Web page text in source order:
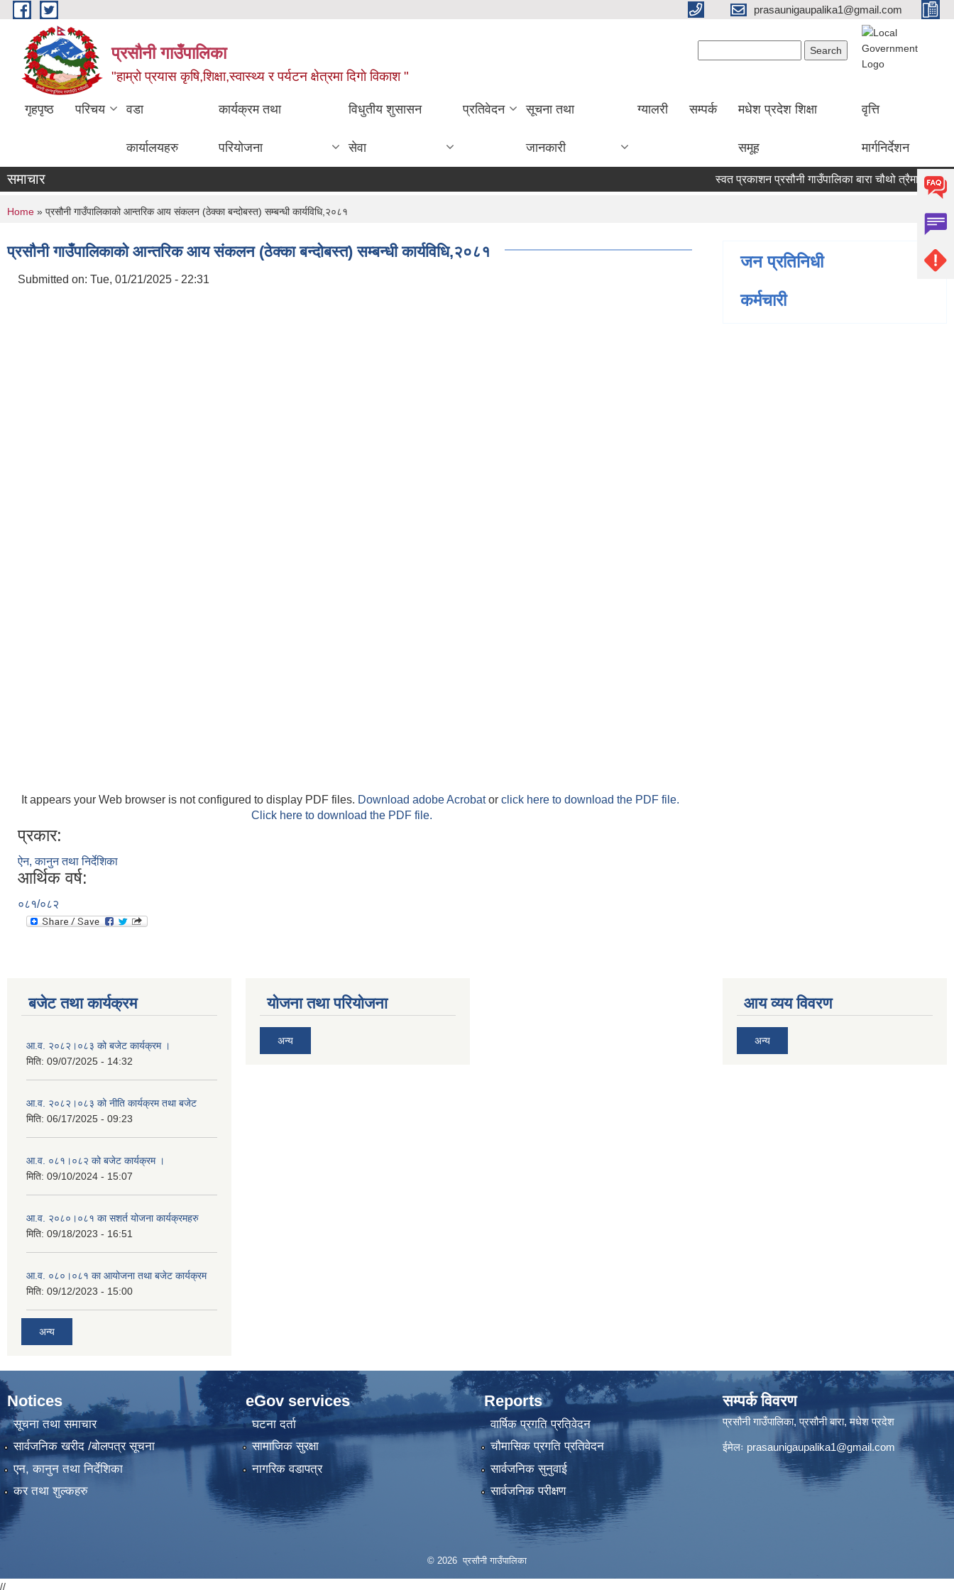
Skip to main content prasaunigaupalika1@gmail.com
प्रसौनी गाउँपालिका
"हाम्रो प्रयास कृषि,शिक्षा,स्वास्थ्य र पर्यटन क्षेत्रमा दिगाे विकाश "
गृहपृष्ठ परिचय वडा
कार्यालयहरु
कार्यक्रम तथा
परियोजना
विधुतीय शुसासन
सेवा
प्रतिवेदन सूचना तथा
जानकारी
ग्यालरी सम्पर्क मधेश प्रदेश शिक्षा
समूह
वृत्ति
मार्गनिर्देशन
समाचार स्वत प्रकाशन प्रसौनी गाउँपालिका बारा चौथो त्रैमासिक
You are here
Home » प्रसौनी गाउँपालिकाको आन्तरिक आय संकलन (ठेक्का बन्दोबस्त) सम्बन्धी कार्यविधि,२०८१
प्रसौनी गाउँपालिकाको आन्तरिक आय संकलन (ठेक्का बन्दोबस्त) सम्बन्धी कार्यविधि,२०८१
Submitted on: Tue, 01/21/2025 - 22:31
It appears your Web browser is not configured to display PDF files. Download adobe Acrobator click here to download the PDF file.
Click here to download the PDF file.
प्रकार:
ऐन, कानुन तथा निर्देशिका
आर्थिक वर्ष:
०८१/०८२
जन प्रतिनिधी
कर्मचारी
बजेट तथा कार्यक्रम
आ.व. २०८२।०८३ को बजेट कार्यक्रम ।
मिति: 09/07/2025 - 14:32
आ.व. २०८२।०८३ को नीति कार्यक्रम तथा बजेट
मिति: 06/17/2025 - 09:23
आ.व. ०८१।०८२ को बजेट कार्यक्रम ।
मिति: 09/10/2024 - 15:07
आ.व. २०८०।०८१ का सशर्त योजना कार्यक्रमहरु
मिति: 09/18/2023 - 16:51
आ.व. ०८०।०८१ का आयोजना तथा बजेट कार्यक्रम
मिति: 09/12/2023 - 15:00
अन्य
योजना तथा परियोजना
अन्य
आय व्यय विवरण
अन्य
Notices
सूचना तथा समाचार
सार्वजनिक खरीद /बोलपत्र सूचना
एन, कानुन तथा निर्देशिका
कर तथा शुल्कहरु
eGov services
घटना दर्ता
सामाजिक सुरक्षा
नागरिक वडापत्र
Reports
वार्षिक प्रगति प्रतिवेदन
चौमासिक प्रगति प्रतिवेदन
सार्वजनिक सुनुवाई
सार्वजनिक परीक्षण
सम्पर्क विवरण
प्रसौनी गाउँपालिका, प्रसौनी बारा, मधेश प्रदेश
ईमेलः prasaunigaupalika1@gmail.com
© 2026 प्रसौनी गाउँपालिका
//